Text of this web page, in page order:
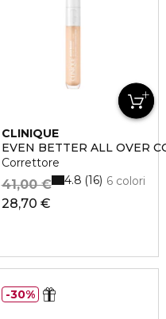
CLINIQUE
EVEN BETTER ALL OVER
Correttore
28,70 €
41,00 € 6 colori
4.8 16
30%